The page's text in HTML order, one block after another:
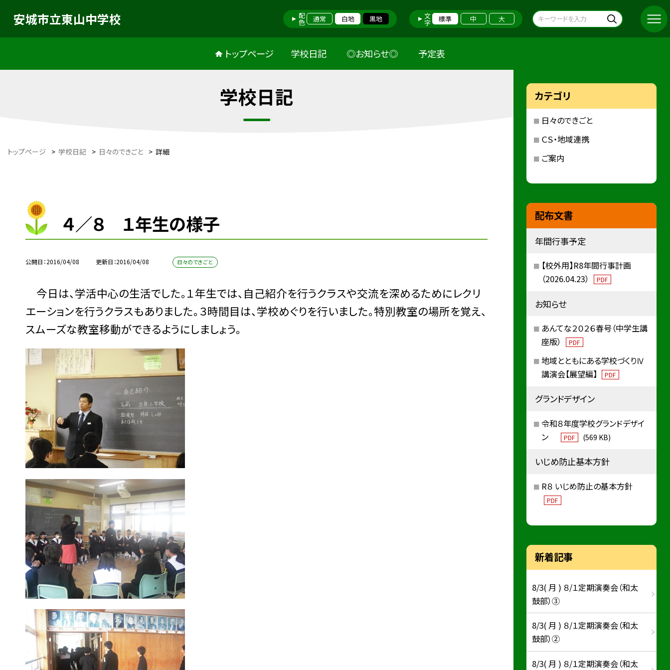
安城市立東山中学校 配色 通常 白地 黒地 文字 標準 中 大
トップページ 学校日記 ◎お知らせ◎ 予定表
学校日記
トップページ > 学校日記 > 日々のできごと > 詳細
４／８ １年生の様子
公開日 2016/04/08 更新日 2016/04/08 日々のできごと
今日は、学活中心の生活でした。１年生では、自己紹介を行うクラスや交流を深めるためにレクリ
エーションを行うクラスもありました。３時間目は、学校めぐりを行いました。特別教室の場所を覚え、
スムーズな教室移動ができるようにしましょう。
カテゴリ
日々のできごと
ＣＳ・地域連携
ご案内
配布文書
年間行事予定
【校外用】R8年間行事計画
（2026.04.23）
PDF
お知らせ
あんてな２０２６春号（中学生講
座版）
PDF
地域とともにある学校づくりⅣ
講演会【展望編】
PDF
グランドデザイン
令和８年度学校グランドデザイ
ン
PDF (569 KB)
いじめ防止基本方針
R８ いじめ防止の基本方針
PDF
新着記事
8/3( 月 ) ８/１定期演奏会（和太
鼓部）③
8/3( 月 ) ８/１定期演奏会（和太
鼓部）②
8/3( 月 ) ８/１定期演奏会（和太